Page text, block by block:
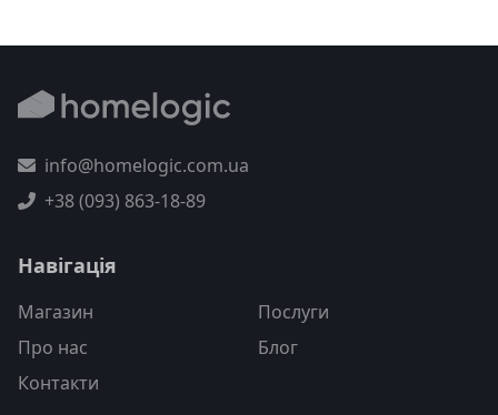
info@homelogic.com.ua
+38 (093) 863-18-89
Навігація
Магазин
Послуги
Про нас
Блог
Контакти